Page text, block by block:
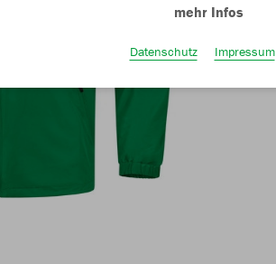
mehr Infos
Datenschutz Impressum